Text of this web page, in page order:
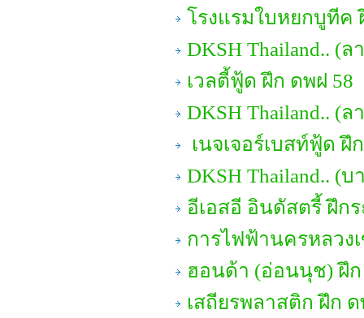
โรงแรมใบหยกบูทีค
DKSH Thailand.. (
เวลตี้ฟู้ด ฝึก ดพฝ 58
DKSH Thailand.. (ล
เนจเจอร์เบสท์ฟู้ด ฝึ
DKSH Thailand.. (บ
อีเอสอี อินดัสตรี้ ฝึก
การไฟฟ้านครหลวง
ฮอนด้า (อ่อนนุช) ฝึก
เสถียรพลาสติก ฝึก ด